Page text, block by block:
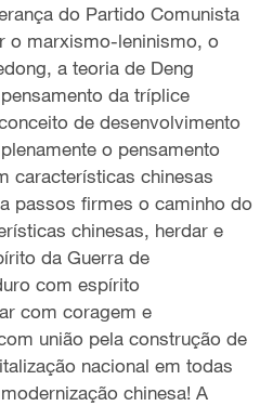
do Partido Comunista
o marxismo-leninismo, o
a teoria de Deng
da tríplice
de desenvolvimento
o pensamento
características chinesas
passos firmes o caminho do
chinesas, herdar e
da Guerra de
com espírito
com coragem e
união pela construção de
nacional em todas
chinesa! A